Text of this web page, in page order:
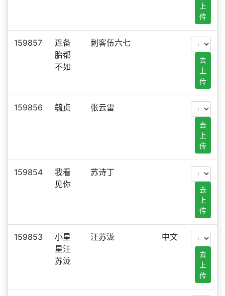
上
传
159857
连备
胎都
不如
刺客伍六七
去
上
传
159856 毓贞 张云雷
去
上
传
159854
我看
见你
苏诗丁
去
上
传
159853
小星
星汪
苏泷
汪苏泷 中文
去
上
传